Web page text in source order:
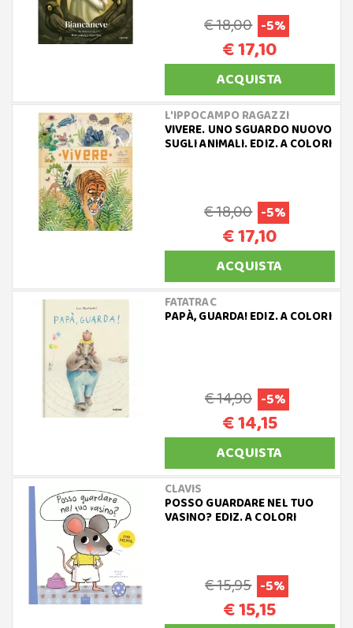
€ 18,00 -5%
€ 17,10
ACQUISTA
L'IPPOCAMPO RAGAZZI
VIVERE. UNO SGUARDO NUOVO
SUGLI ANIMALI. EDIZ. A COLORI
€ 18,00 -5%
€ 17,10
ACQUISTA
FATATRAC
PAPÀ, GUARDA! EDIZ. A COLORI
€ 14,90 -5%
€ 14,15
ACQUISTA
CLAVIS
POSSO GUARDARE NEL TUO
VASINO? EDIZ. A COLORI
€ 15,95 -5%
€ 15,15